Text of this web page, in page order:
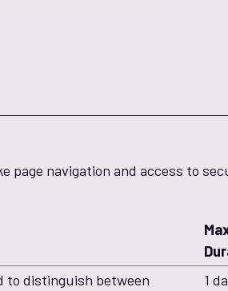
navigation and access to
to distinguish between
1